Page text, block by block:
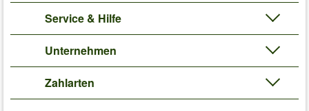
Service & Hilfe
Unternehmen
Zahlarten